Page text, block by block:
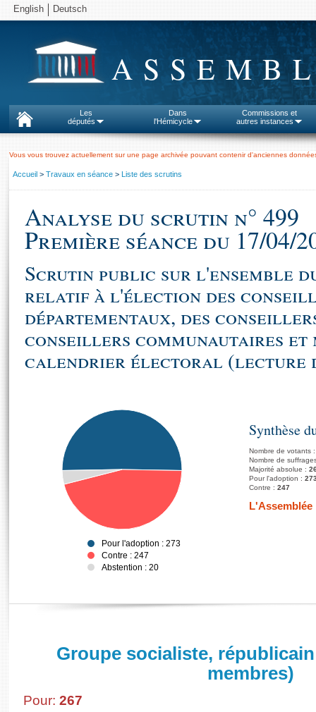
English Deutsch
Les
députés
Dans
l'Hémicycle
Commissions et
autres instances
Vous vous trouvez actuellement sur une page archivée pouvant contenir d'anciennes
Accueil > Travaux en séance > Liste des scrutins
Analyse du scrutin n° 499
Première séance du 17/04/
Scrutin public sur l'ensemble
relatif à l'élection des
départementaux, des
conseillers communautaires
calendrier électoral (lecture
Pour l'adoption : 273
Contre : 247
Abstention : 20
Synthèse
Nombre de votants
Nombre de
Majorité absolue :
Pour l'adoption :
Contre : 247
L'Assemblée
Groupe socialiste,
membres)
Pour: 267